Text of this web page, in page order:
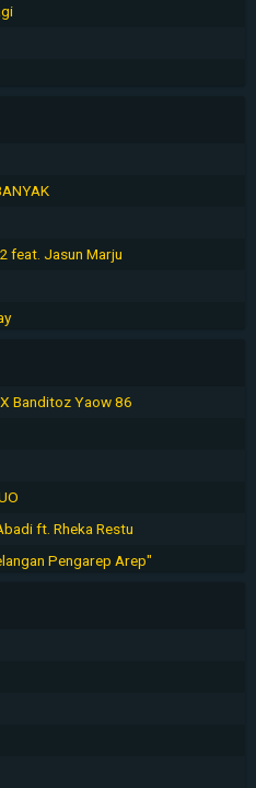
feat. Jasun Marju
Banditoz Yaow 86
ft. Rheka Restu
Pengarep Arep"